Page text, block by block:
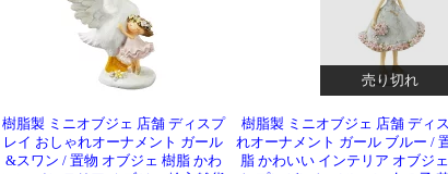
売り切れ
樹脂製 ミニオブジェ 店舗 ディスプ
レイ おしゃれオーナメント ガール
&スワン / 置物 オブジェ 樹脂 かわ
樹脂製 ミニオブジェ 店舗 ディ
れオーナメント ガール ブルー /
脂 かわいい インテリア オブジ